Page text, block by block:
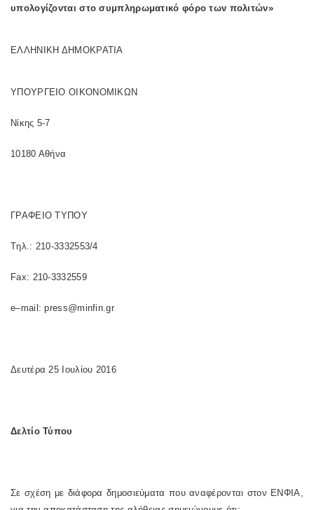
υπολογίζονται στο συμπληρωματικό φόρο των πολιτών»
ΕΛΛΗΝΙΚΗ ΔΗΜΟΚΡΑΤΙΑ
ΥΠΟΥΡΓΕΙΟ ΟΙΚΟΝΟΜΙΚΩΝ
Νίκης 5-7
10180 Αθήνα
ΓΡΑΦΕΙΟ ΤΥΠΟΥ
Tηλ.: 210-3332553/4
Fax: 210-3332559
e–mail :press@minfin.gr
Δευτέρα 25 Ιουλίου 2016
Δελτίο Τύπου
Σε σχέση με διάφορα δημοσιεύματα που αναφέρονται στον ΕΝΦΙΑ,